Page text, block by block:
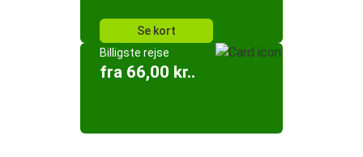
Se kort
Billigste rejse
fra 66,00 kr..